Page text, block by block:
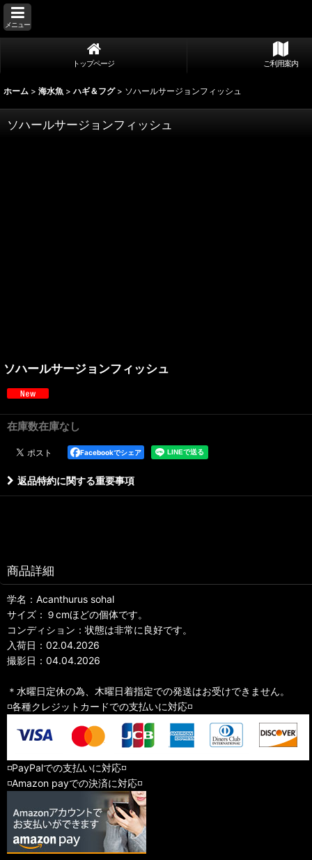
メニュー
トップページ ご利用案内
ホーム > 海水魚 > ハギ＆フグ > ソハールサージョンフィッシュ
ソハールサージョンフィッシュ
ソハールサージョンフィッシュ
在庫数在庫なし
Facebookでシェア
返品特約に関する重要事項
商品詳細
学名：Acanthurus sohal
サイズ：９cmほどの個体です。
コンディション：状態は非常に良好です。
入荷日：02.04.2026
撮影日：04.04.2026
＊水曜日定休の為、木曜日着指定での発送はお受けできません。
◽️各種クレジットカードでの支払いに対応◽️
◽️PayPalでの支払いに対応◽️
◽️Amazon payでの決済に対応◽️